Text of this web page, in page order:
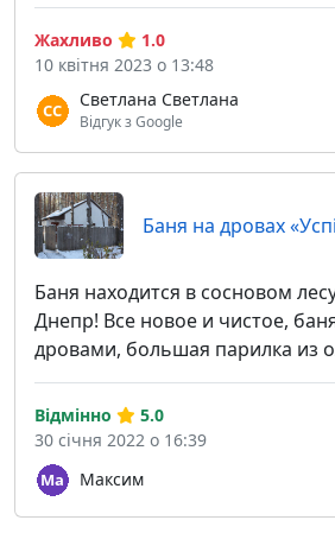
Светлана Светлана
Відгук з Google
Жахливо
1.0
10 квітня 2023 о 13:48
Баня на дровах
Баня находится в сосновом
Днепр! Все новое и чистое,
дровами, большая парилка из
Максим
Відмінно
5.0
30 січня 2022 о 16:39